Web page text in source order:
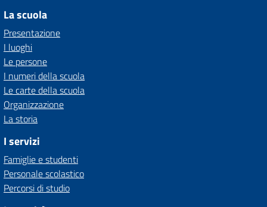
La scuola
Presentazione
I luoghi
Le persone
I numeri della scuola
Le carte della scuola
Organizzazione
La storia
I servizi
Famiglie e studenti
Personale scolastico
Percorsi di studio